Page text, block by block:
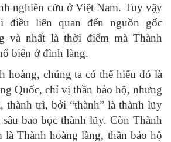
nghiên cứu ở Việt Nam. Tuy vậy
điều liên quan đến nguồn gốc
và nhất là thời điểm mà Thành
biến ở đình làng.
hoàng, chúng ta có thể hiểu đó là
Quốc, chỉ vị thần bảo hộ, nhưng
thành trì, bởi “thành” là thành lũy
sâu bao bọc thành lũy. Còn Thành
là Thành hoàng làng, thần bảo hộ